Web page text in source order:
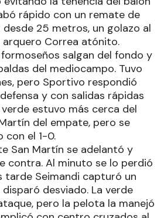
rápido con un remate de
desde 25 metros, un golazo al
arquero Correa atónito.
salgan del fondo y
del mediocampo. Tuvo
pero Sportivo respondió
y con salidas rápidas
estuvo más cerca del
del empate, pero se
con el 1-0.
San Martín se adelantó y
contra. Al minuto se lo perdió
tarde Seimandi capturó un
desviado. La verde
pero la pelota la manejó